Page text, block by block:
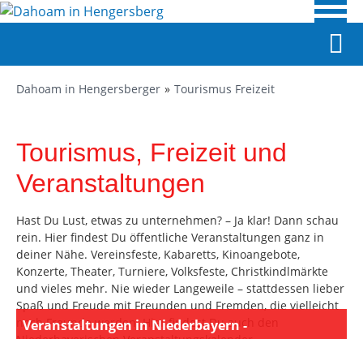
Dahoam in Hengersberger Tourismus Freizeit
Tourismus, Freizeit und
Veranstaltungen
Hast Du Lust, etwas zu unternehmen? – Ja klar! Dann schau
rein. Hier findest Du öffentliche Veranstaltungen ganz in
deiner Nähe. Vereinsfeste, Kabaretts, Kinoangebote,
Konzerte, Theater, Turniere, Volksfeste, Christkindlmärkte
und vieles mehr. Nie wieder Langeweile – stattdessen lieber
Spaß und Freude mit Freunden und Fremden, die vielleicht
noch Freunde werden. Hier findest Du auch den
Veranstaltungen in Niederbayern -